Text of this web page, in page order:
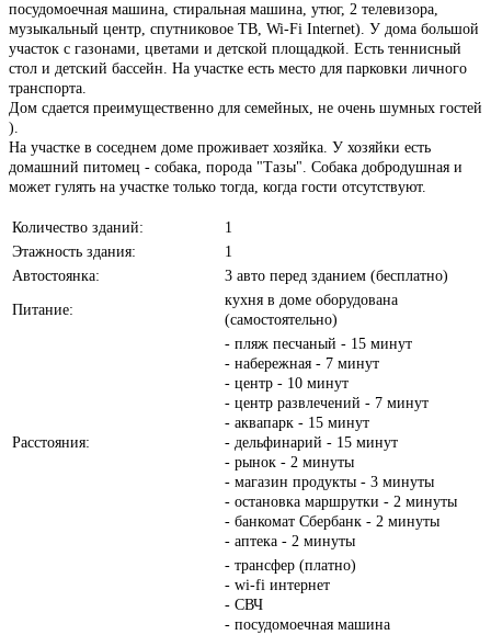
посудомоечная машина, стиральная машина, утюг, 2 телевизора,
музыкальный центр, спутниковое ТВ, Wi-Fi Internet). У дома большой
участок с газонами, цветами и детской площадкой. Есть теннисный
стол и детский бассейн. На участке есть место для парковки личного
транспорта.
Дом сдается преимущественно для семейных, не очень шумных гостей
).
На участке в соседнем доме проживает хозяйка. У хозяйки есть
домашний питомец - собака, порода "Тазы". Собака добродушная и
может гулять на участке только тогда, когда гости отсутствуют.
Количество зданий:
1
Этажность здания:
1
Автостоянка:
3 авто перед зданием (бесплатно)
Питание:
кухня в доме оборудована
(самостоятельно)
Расстояния:
- пляж песчаный - 15 минут
- набережная - 7 минут
- центр - 10 минут
- центр развлечений - 7 минут
- аквапарк - 15 минут
- дельфинарий - 15 минут
- рынок - 2 минуты
- магазин продукты - 3 минуты
- остановка маршрутки - 2 минуты
- банкомат Сбербанк - 2 минуты
- аптека - 2 минуты
- трансфер (платно)
- wi-fi интернет
- СВЧ
- посудомоечная машина